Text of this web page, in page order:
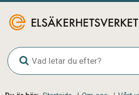
G
l
o